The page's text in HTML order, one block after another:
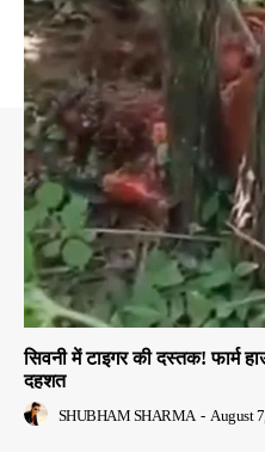
सिवनी में टाइगर की दस्तक! फार्म
दहशत
SHUBHAM SHARMA - August